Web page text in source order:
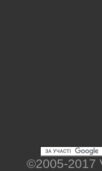
©2005-2017